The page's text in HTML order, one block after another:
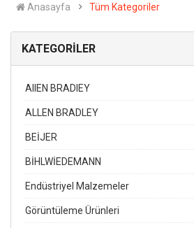
Anasayfa Tüm Kategoriler
KATEGORİLER
AIIEN BRADIEY
ALLEN BRADLEY
BEİJER
BİHLWİEDEMANN
Endüstriyel Malzemeler
Görüntüleme Ürünleri